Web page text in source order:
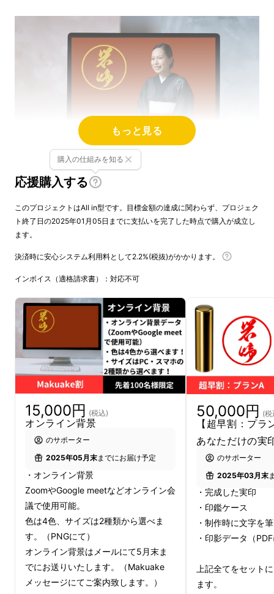
輝く筆跡、運気を招く 〜 書道家直筆の金色実
一筆一筆に込めた想い、あなただけの黄金の証
そんな特別な印鑑を、ぜひあなた自身のため
ませんか？
新生活を彩る、書道家直筆の特別な印鑑が登
場！
新たな生活の幕開けは、誰にとっても特別な瞬
間です。その大切な時期に、あなたのアイデン
ティティを表現し、運を引き寄せる特別なアイ
テムを手に入れませんか？書道家直筆の実印シ
リーズに、待望の新色が登場します。それが、
金色の実印です。書道家が一筆一筆心を込め
て、あなたの名前を草書体で美しく書き上げま
す。
（左：清水 中：山本 右：佐藤）
【プレミアムIPチタンミラーゴールド仕様】
もっと見る
応援購入する
購入の仕組みを知る
このプロジェクトはAll in型です。目標金額の達成に関わらず、プロジェク
ト終了日の2025年01月05日までに支払いを完了した時点で購入が成立し
ます。
決済時に安心システム利用料として2.2%(税抜)がかかります。
インボイス（適格請求書）：対応不可
15,000円 (税込)
オンライン背景
のサポーター
2025年05月末までにお届け予定
・オンライン背景
ZoomやGoogle meetなどオンライン会
議で使用可能。
色は4色、サイズは2種類から選べま
す。（PNGにて）
オンライン背景はメールにて5月末ま
でにお送りいたします。（Makuake
メッセージにてご案内致します。）
50,000円 (税
【超早割：プ
あなただけの実
のサポーター
2025年03月末
・完成した実印
・印鑑ケース
・制作時に文字を
・印影データ（
上記全てをセット
ます。